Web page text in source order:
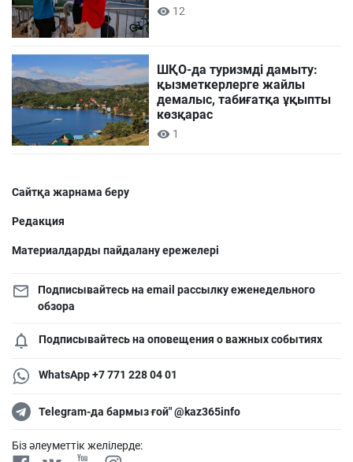
12
ШҚО-да туризмді дамыту:
қызметкерлерге жайлы
демалыс, табиғатқа ұқыпты
көзқарас
1
Сайтқа жарнама беру
Редакция
Материалдарды пайдалану ережелері
Подписывайтесь на email рассылку еженедельного
обзора
Подписывайтесь на оповещения о важных событиях
WhatsApp +7 771 228 04 01
Telegram-да бармыз ғой" @kaz365info
Біз әлеуметтік желілерде: